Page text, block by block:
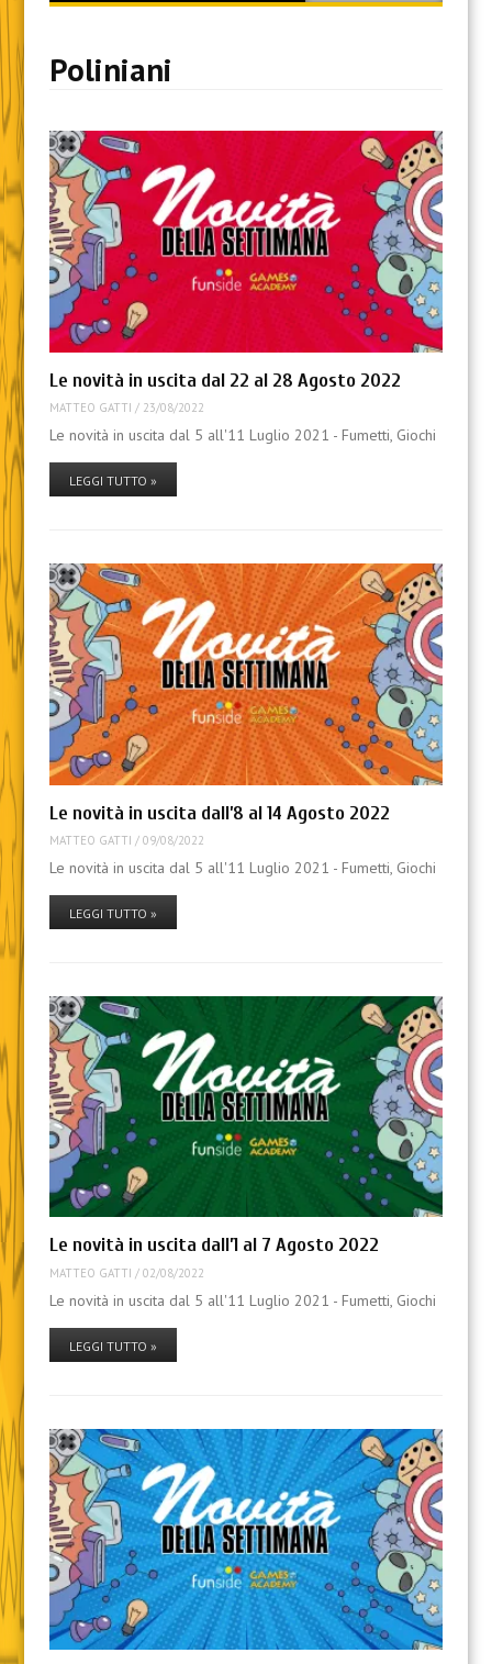
content
Poliniani
Le novità in uscita dal 22 al 28 Agosto 2022
MATTEO GATTI / 23/08/2022
Le novità in uscita dal 5 all'11 Luglio 2021 - Fumetti, Giochi
LEGGI TUTTO »
Le novità in uscita dall’8 al 14 Agosto 2022
MATTEO GATTI / 09/08/2022
Le novità in uscita dal 5 all'11 Luglio 2021 - Fumetti, Giochi
LEGGI TUTTO »
Le novità in uscita dall’1 al 7 Agosto 2022
MATTEO GATTI / 02/08/2022
Le novità in uscita dal 5 all'11 Luglio 2021 - Fumetti, Giochi
LEGGI TUTTO »